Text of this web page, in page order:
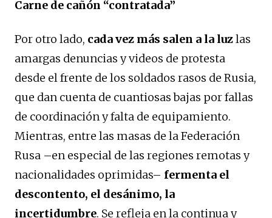
Carne de cañón “contratada”
Por otro lado, cada vez más salen a la luzlas
amargas denuncias y videos de protesta
desde el frente de los soldados rasos de Rusia,
que dan cuenta de cuantiosas bajas por fallas
de coordinación y falta de equipamiento.
Mientras, entre las masas de la Federación
Rusa –en especial de las regiones remotas y
nacionalidades oprimidas– fermenta el
descontento, el desánimo, la
incertidumbre. Se refleja en la continua y